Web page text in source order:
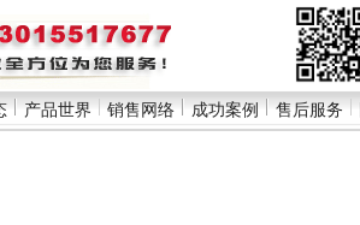
产品世界 销售网络 成功案例 售后服务